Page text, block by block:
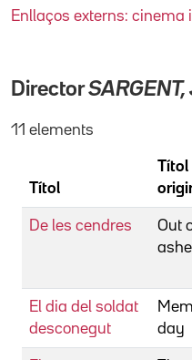
Enllaços externs: cinema
DirectorSARGENT,
11 elements
Títol
Títol
De les cendres
Out
El dia del soldat
desconegut
day